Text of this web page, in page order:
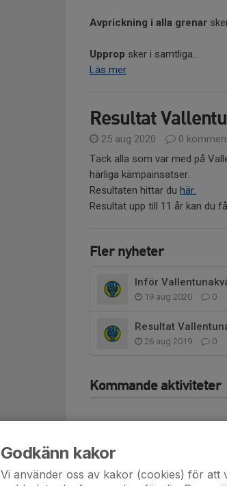
Avprickning i alla grenar
Upprop sker i samtliga...
Läs mer
Resultat
25 aug 2020
0
Tack alla som var med på
härliga kämpainsatser.
Resultaten hittar du här.
Resultat upp till 11 år kan du
Fler nyheter
Inför
19 aug 2020 0
Resultat
26 aug 2019 0
Kommande aktiviteter
Godkänn kakor
Vi använder oss av kakor (cookies) för att